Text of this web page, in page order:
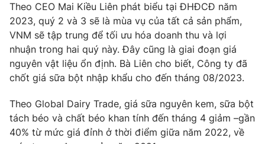
Theo CEO Mai Kiều Liên phát biểu tại ĐHĐCĐ năm
2023, quý 2 và 3 sẽ là mùa vụ của tất cả sản phẩm,
VNM sẽ tập trung để tối ưu hóa doanh thu và lợi
nhuận trong hai quý này. Đây cũng là giai đoạn giá
nguyên vật liệu ổn định. Bà Liên cho biết, Công ty đã
chốt giá sữa bột nhập khẩu cho đến tháng 08/2023.
Theo Global Dairy Trade, giá sữa nguyên kem, sữa bột
tách béo và chất béo khan tính đến tháng 4 giảm –gần
40% từ mức giá đỉnh ở thời điểm giữa năm 2022, về